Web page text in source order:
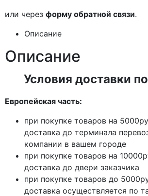
или через форму обратной связи.
Описание
Описание
Условия доставки
Европейская часть:
при покупке товаров на
доставка до терминала
компании в вашем городе
при покупке товаров на
доставка до двери заказчика
при покупке товаров до
доставка осуществляется по